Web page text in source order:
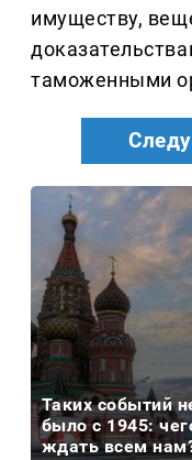
имуществу,
таможенными
Таких событий
было с 1945:
ждать всем